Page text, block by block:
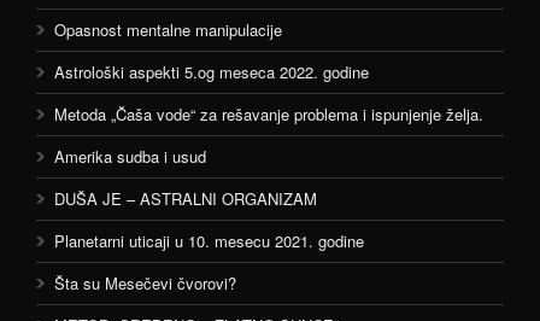
Opasnost mentalne manipulacije
Astrološki aspekti 5.og meseca 2022. godine
Metoda „Čaša vode“ za rešavanje problema i ispunjenje želja.
Amerika sudba i usud
DUŠA JE – ASTRALNI ORGANIZAM
Planetarni uticaji u 10. mesecu 2021. godine
Šta su Mesečevi čvorovi?